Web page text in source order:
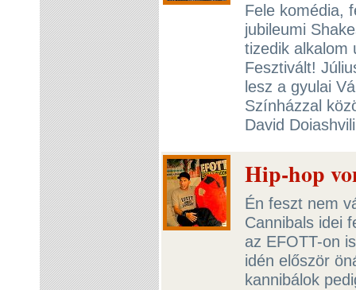
Fele komédia,
jubileumi
tizedik alkalom
Fesztivált!
lesz a gyulai
Színházzal
David
Hip-hop
Én feszt nem
Cannibals idei
az EFOTT-on
idén először
kannibálok